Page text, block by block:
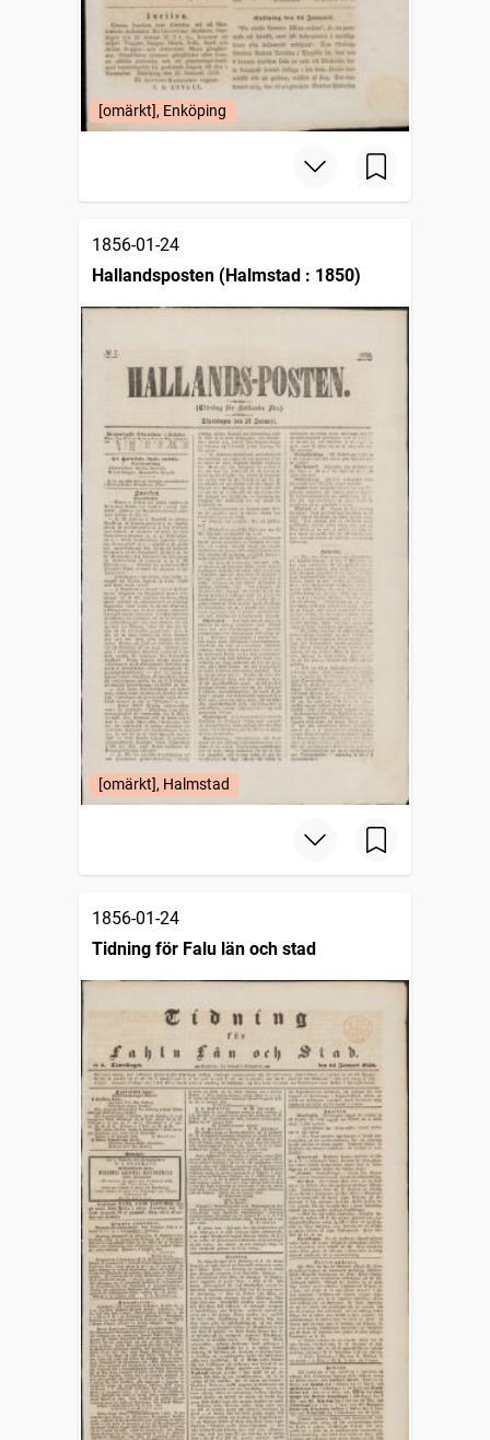
[omärkt], Enköping
1856-01-24
Hallandsposten (Halmstad : 1850)
[omärkt], Halmstad
1856-01-24
Tidning för Falu län och stad